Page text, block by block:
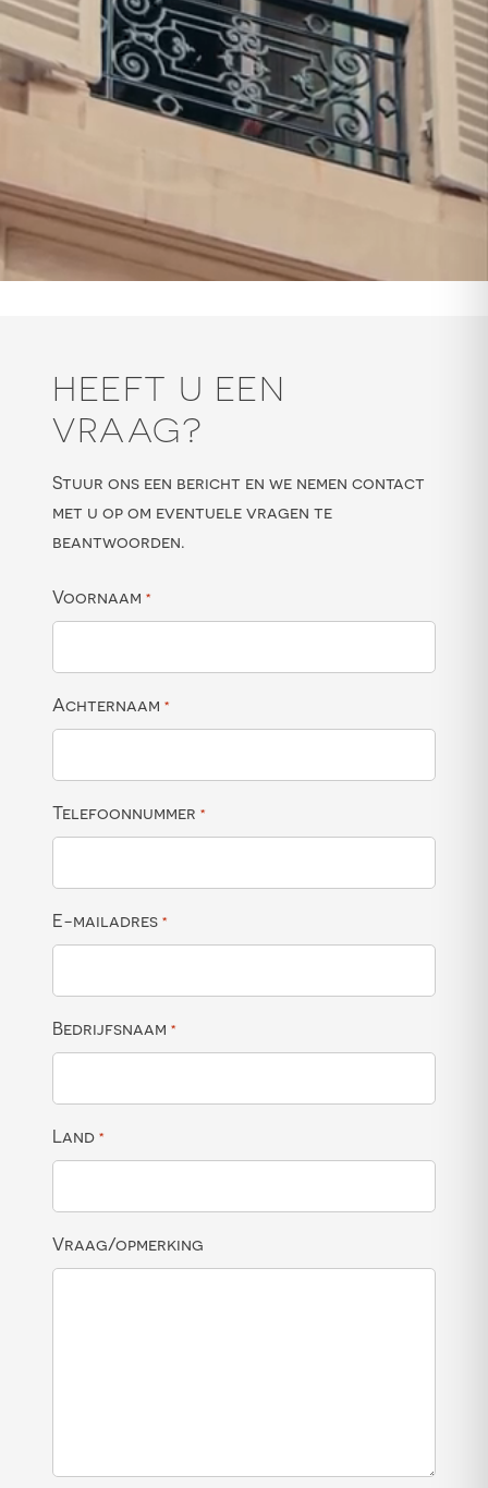
HEEFT U EEN
VRAAG?
Stuur ons een bericht en we nemen contact
met u op om eventuele vragen te
beantwoorden.
Voornaam *
Achternaam *
Telefoonnummer *
E-mailadres *
Bedrijfsnaam *
Land *
Vraag/opmerking